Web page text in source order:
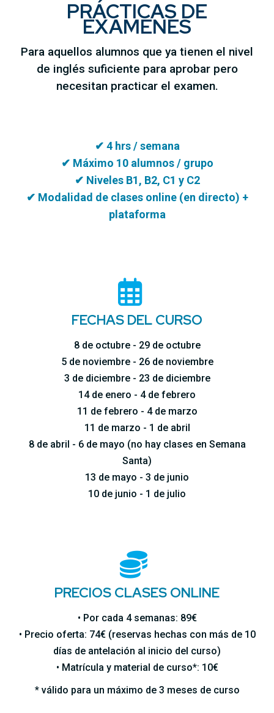
PRÁCTICAS DE
EXÁMENES
Para aquellos alumnos que ya tienen el nivel
de inglés suficiente para aprobar pero
necesitan practicar el examen.
✔ 4 hrs / semana
✔ Máximo 10 alumnos / grupo
✔ Niveles B1, B2, C1 y C2
✔ Modalidad de clases online (en directo) +
plataforma
FECHAS DEL CURSO
8 de octubre - 29 de octubre
5 de noviembre - 26 de noviembre
3 de diciembre - 23 de diciembre
14 de enero - 4 de febrero
11 de febrero - 4 de marzo
11 de marzo - 1 de abril
8 de abril - 6 de mayo (no hay clases en Semana
Santa)
13 de mayo - 3 de junio
10 de junio - 1 de julio
PRECIOS CLASES ONLINE
• Por cada 4 semanas: 89€
• Precio oferta: 74€ (reservas hechas con más de 10
días de antelación al inicio del curso)
• Matrícula y material de curso*: 10€
* válido para un máximo de 3 meses de curso